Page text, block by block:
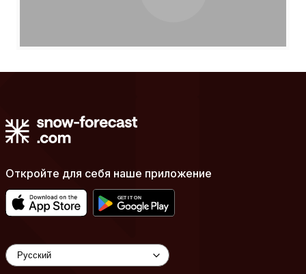
Откройте для себя наше приложение